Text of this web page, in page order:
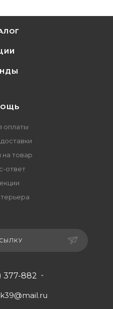
оплаты
на товар
ответ
377-882